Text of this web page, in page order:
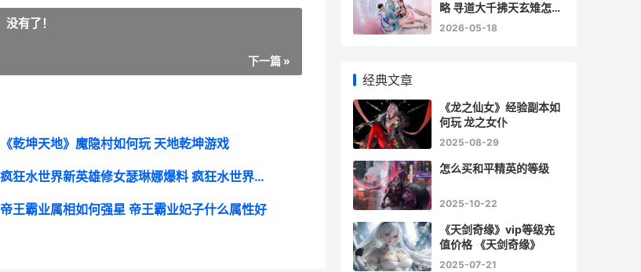
没有了！
下一篇 »
《乾坤天地》魔隐村如何玩 天地乾坤游戏
疯狂水世界新英雄修女瑟琳娜爆料 疯狂水世界新英雄
帝王霸业属相如何强星 帝王霸业妃子什么属性好
略 寻道大千拂天玄雉怎么
打伤害最高
2026-05-18
经典文章
《龙之仙女》经验副本如
何玩 龙之女仆
2025-08-29
怎么买和平精英的等级
2025-10-22
《天剑奇缘》vip等级充
值价格 《天剑奇缘》
2025-07-21